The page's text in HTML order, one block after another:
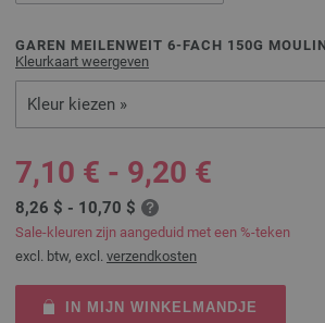
GAREN MEILENWEIT 6-FACH 150G
Kleurkaart weergeven
Kleur kiezen »
7,10 € - 9,20 €
8,26 $ - 10,70 $
Sale-kleuren zijn aangeduid met een %-teken
excl. btw, excl. verzendkosten
IN MIJN WINKELMANDJE